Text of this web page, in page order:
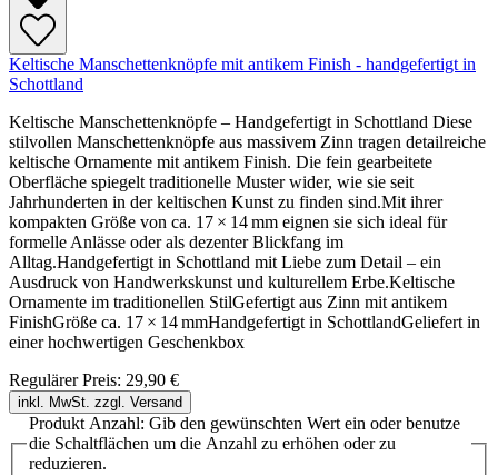
Keltische Manschettenknöpfe mit antikem Finish - handgefertigt in
Schottland
Keltische Manschettenknöpfe – Handgefertigt in Schottland Diese
stilvollen Manschettenknöpfe aus massivem Zinn tragen detailreiche
keltische Ornamente mit antikem Finish. Die fein gearbeitete
Oberfläche spiegelt traditionelle Muster wider, wie sie seit
Jahrhunderten in der keltischen Kunst zu finden sind.Mit ihrer
kompakten Größe von ca. 17 × 14 mm eignen sie sich ideal für
formelle Anlässe oder als dezenter Blickfang im
Alltag.Handgefertigt in Schottland mit Liebe zum Detail – ein
Ausdruck von Handwerkskunst und kulturellem Erbe.Keltische
Ornamente im traditionellen StilGefertigt aus Zinn mit antikem
FinishGröße ca. 17 × 14 mmHandgefertigt in SchottlandGeliefert in
einer hochwertigen Geschenkbox
Regulärer Preis: 29,90 €
inkl. MwSt. zzgl. Versand
Produkt Anzahl: Gib den gewünschten Wert ein oder benutze
die Schaltflächen um die Anzahl zu erhöhen oder zu
reduzieren.